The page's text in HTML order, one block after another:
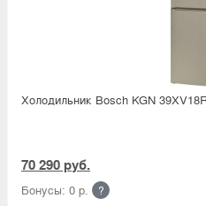
Холодильник Bosсh KGN
70 290 руб.
Бонусы: 0 р. ?